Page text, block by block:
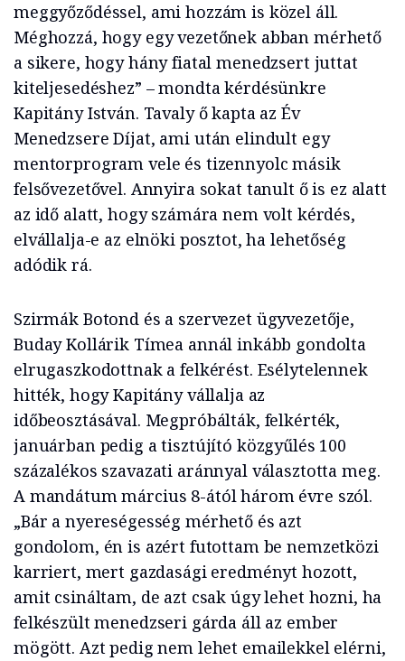
meggyőződéssel, ami hozzám is közel áll.
Méghozzá, hogy egy vezetőnek abban mérhető
a sikere, hogy hány fiatal menedzsert juttat
kiteljesedéshez” – mondta kérdésünkre
Kapitány István. Tavaly ő kapta az Év
Menedzsere Díjat, ami után elindult egy
mentorprogram vele és tizennyolc másik
felsővezetővel. Annyira sokat tanult ő is ez alatt
az idő alatt, hogy számára nem volt kérdés,
elvállalja-e az elnöki posztot, ha lehetőség
adódik rá.
Szirmák Botond és a szervezet ügyvezetője,
Buday Kollárik Tímea annál inkább gondolta
elrugaszkodottnak a felkérést. Esélytelennek
hitték, hogy Kapitány vállalja az
időbeosztásával. Megpróbálták, felkérték,
januárban pedig a tisztújító közgyűlés 100
százalékos szavazati aránnyal választotta meg.
A mandátum március 8-ától három évre szól.
„Bár a nyereségesség mérhető és azt
gondolom, én is azért futottam be nemzetközi
karriert, mert gazdasági eredményt hozott,
amit csináltam, de azt csak úgy lehet hozni, ha
felkészült menedzseri gárda áll az ember
mögött. Azt pedig nem lehet emailekkel elérni,